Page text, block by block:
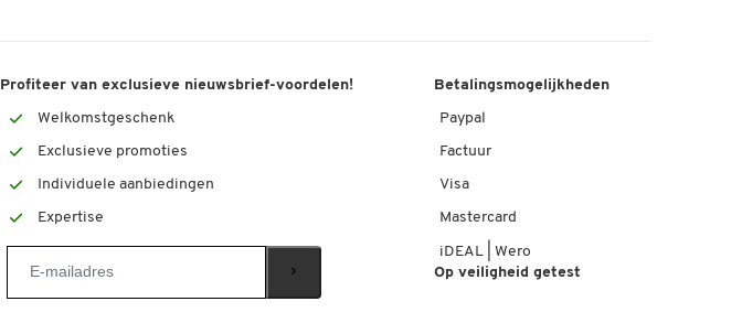
Profiteer van exclusieve nieuwsbrief-voordelen!
Welkomstgeschenk
Exclusieve promoties
Individuele aanbiedingen
Expertise
Betalingsmogelijkheden
Paypal
Factuur
Visa
Mastercard
iDEAL | Wero
Op veiligheid getest